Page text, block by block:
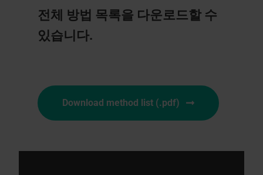
전체 방법 목록을 다운로드할 수
있습니다.
Download method list (.pdf)